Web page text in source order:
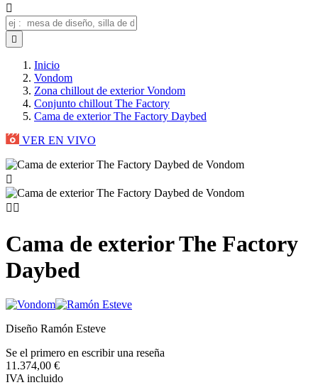


Inicio
Vondom
Zona chillout de exterior Vondom
Conjunto chillout The Factory
Cama de exterior The Factory Daybed
VER EN VIVO

 
Cama de exterior The Factory
Daybed
Diseño Ramón Esteve
Se el primero en escribir una reseña
11.374,00 €
IVA incluido